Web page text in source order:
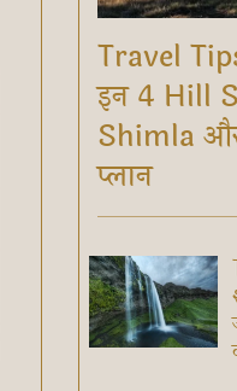
Travel
इन 4 Hill
Shimla
प्लान